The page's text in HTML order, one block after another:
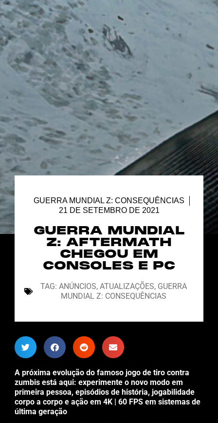
GUERRA MUNDIAL Z: CONSEQUÊNCIAS
21 DE SETEMBRO DE 2021
GUERRA MUNDIAL
Z: AFTERMATH
CHEGOU EM
CONSOLES E PC
TAG: ANÚNCIOS, ATUALIZAÇÕES, GUERRA
MUNDIAL Z: CONSEQUÊNCIAS
A próxima evolução do famoso jogo de tiro contra
zumbis está aqui: experimente o novo modo em
primeira pessoa, episódios de história, jogabilidade
corpo a corpo e ação em 4K | 60 FPS em sistemas de
última geração